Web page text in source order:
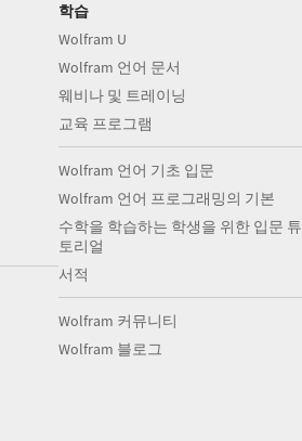
학습
Wolfram U
Wolfram 언어 문서
웨비나 및 트레이닝
교육 프로그램
Wolfram 언어 기초 입문
Wolfram 언어 프로그래밍의 기본
수학을 학습하는 학생을 위한 입문 튜
토리얼
서적
Wolfram 커뮤니티
Wolfram 블로그